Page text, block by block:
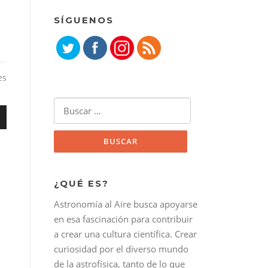
SÍGUENOS
Buscar:
¿QUÉ ES?
Astronomía al Aire busca apoyarse
en esa fascinación para contribuir
a crear una cultura científica. Crear
curiosidad por el diverso mundo
de la astrofísica, tanto de lo que